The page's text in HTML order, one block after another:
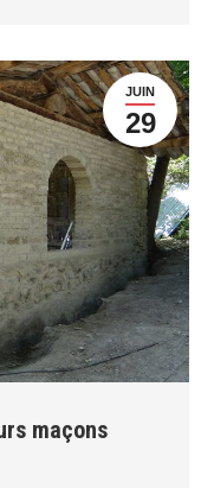
JUIN
29
maçons